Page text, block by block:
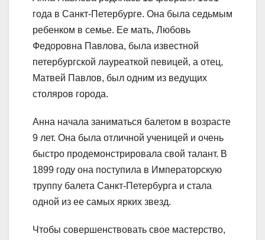
года в Санкт-Петербурге. Она была седьмым
ребенком в семье. Ее мать, Любовь
Федоровна Павлова, была известной
петербургской лауреаткой певицей, а отец,
Матвей Павлов, был одним из ведущих
столяров города.
Анна начала заниматься балетом в возрасте
9 лет. Она была отличной ученицей и очень
быстро продемонстрировала свой талант. В
1899 году она поступила в Императорскую
труппу балета Санкт-Петербурга и стала
одной из ее самых ярких звезд.
Чтобы совершенствовать свое мастерство,